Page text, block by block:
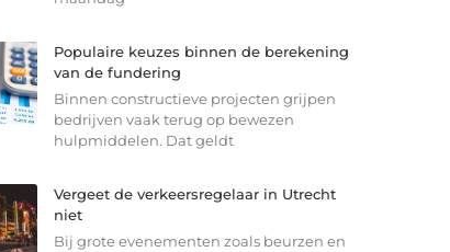
Populaire keuzes binnen de berekening
van de fundering
Binnen constructieve projecten grijpen
bedrijven vaak terug op bewezen
hulpmiddelen. Dat geldt
Vergeet de verkeersregelaar in Utrecht
niet
Bij grote evenementen zoals beurzen en